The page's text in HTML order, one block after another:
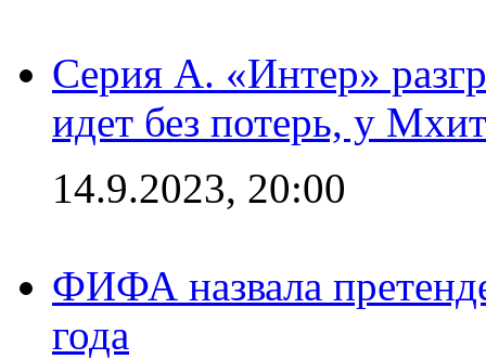
Серия А. «Интер»
идет без потерь, у
14.9.2023, 20:00
ФИФА назвала
года